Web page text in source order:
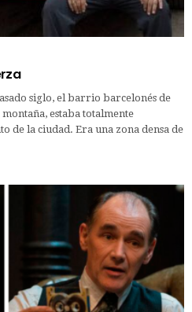
siglo, el barrio barcelonés de
estaba totalmente
de la ciudad. Era una zona densa de